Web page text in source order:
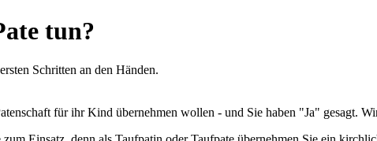
tun?
für ihr Kind übernehmen wollen - und Sie haben "Ja" gesagt.